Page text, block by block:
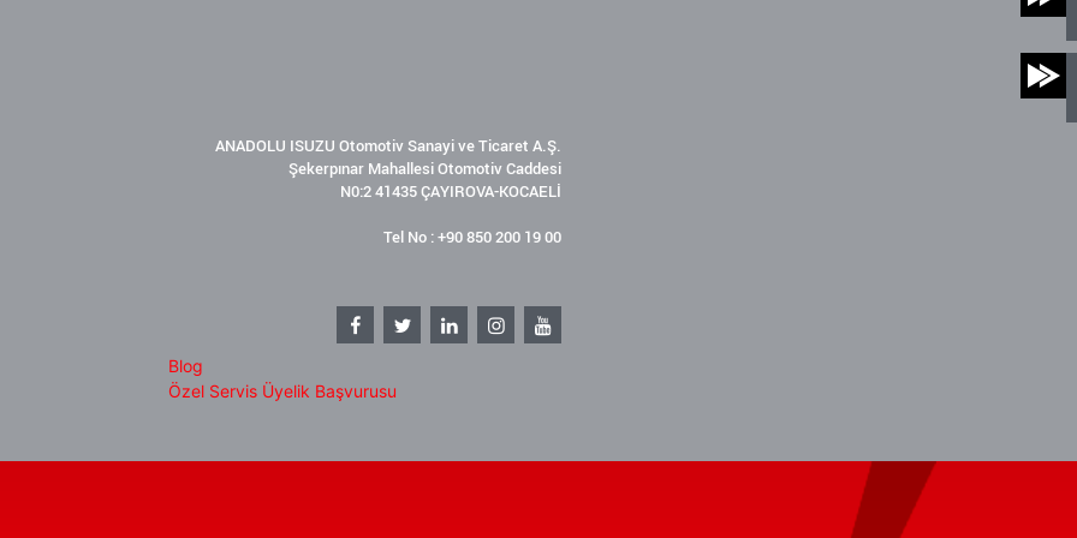
ANADOLU ISUZU Otomotiv Sanayi ve Ticaret A.Ş.
Şekerpınar Mahallesi Otomotiv Caddesi
N0:2 41435 ÇAYIROVA-KOCAELİ
Tel No : +90 850 200 19 00
Blog
Özel Servis Üyelik Başvurusu